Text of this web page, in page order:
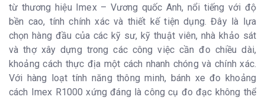
từ thương hiệu Imex – Vương quốc Anh, nổi tiếng với độ
bền cao, tính chính xác và thiết kế tiện dụng. Đây là lựa
chọn hàng đầu của các kỹ sư, kỹ thuật viên, nhà khảo sát
và thợ xây dựng trong các công việc cần đo chiều dài,
khoảng cách thực địa một cách nhanh chóng và chính xác.
Với hàng loạt tính năng thông minh, bánh xe đo khoảng
cách Imex R1000 xứng đáng là công cụ đo đạc không thể